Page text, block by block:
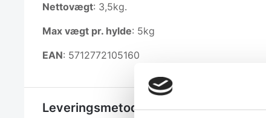
Nettovægt: 3,5kg.
Max vægt pr. hylde: 5kg
EAN: 5712772105160
Leveringsmetode